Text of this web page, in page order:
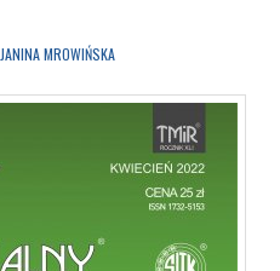
JANINA MROWIŃSKA